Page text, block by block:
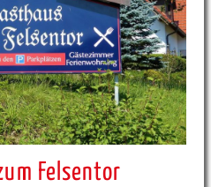
Felsentor